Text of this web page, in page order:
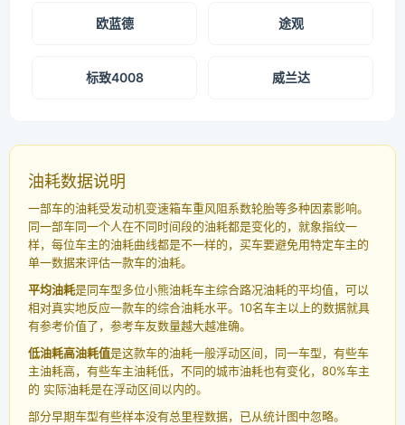
欧蓝德 途观
标致4008 威兰达
油耗数据说明
一部车的油耗受发动机变速箱车重风阻系数轮胎等多种因素影响。
同一部车同一个人在不同时间段的油耗都是变化的，就象指纹一
样，每位车主的油耗曲线都是不一样的，买车要避免用特定车主的
单一数据来评估一款车的油耗。
平均油耗是同车型多位小熊油耗车主综合路况油耗的平均值，可以
相对真实地反应一款车的综合油耗水平。10名车主以上的数据就具
有参考价值了，参考车友数量越大越准确。
低油耗高油耗值是这款车的油耗一般浮动区间，同一车型，有些车
主油耗高，有些车主油耗低，不同的城市油耗也有变化，80%车主
的 实际油耗是在浮动区间以内的。
部分早期车型有些样本没有总里程数据，已从统计图中忽略。